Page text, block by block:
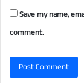
Save my name,
comment.